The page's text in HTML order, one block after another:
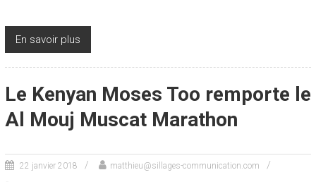
En savoir plus
Le Kenyan Moses Too remporte le
Al Mouj Muscat Marathon
22 janvier 2018 matthieu@sillages-communication.com